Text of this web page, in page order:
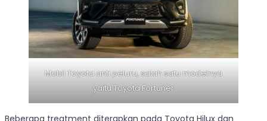
Mobil Toyota anti peluru, salah satu modelnya
yaitu Toyota Fortuner